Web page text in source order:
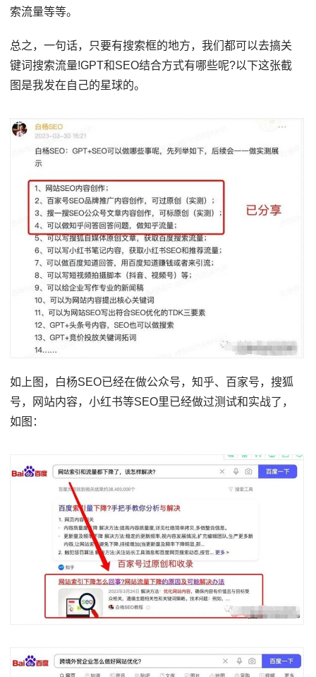
索流量等等。
总之，一句话，只要有搜索框的地方，我们都可以去搞关
键词搜索流量!GPT和SEO结合方式有哪些呢?以下这张截
图是我发在自己的星球的。
如上图，白杨SEO已经在做公众号，知乎、百家号，搜狐
号，网站内容，小红书等SEO里已经做过测试和实战了，
如图：